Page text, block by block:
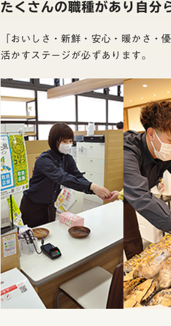
たくさんの職種があり自分
「おいしさ・新鮮・安心・暖かさ
活かすステージが必ずあります。